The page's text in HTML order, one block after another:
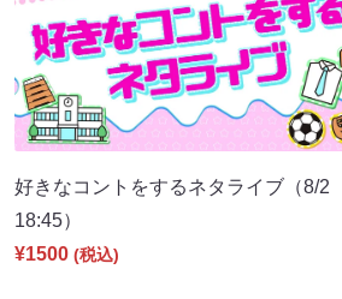
好きなコントをするネタライブ（8/2
18:45）
¥1500 (税込)